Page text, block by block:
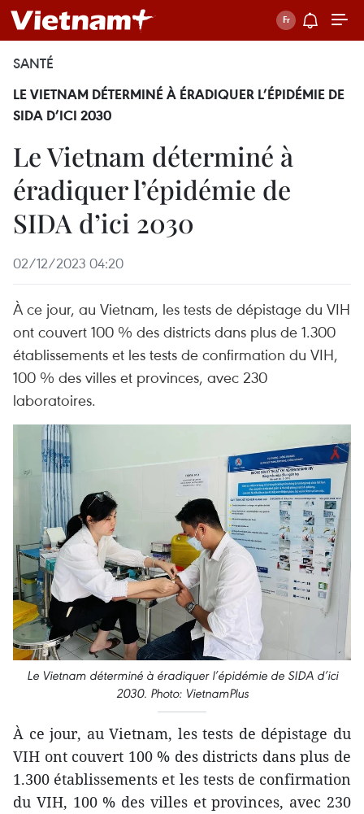
SANTÉ
LE VIETNAM DÉTERMINÉ À ÉRADIQUER L’ÉPIDÉMIE DE
SIDA D’ICI 2030
Le Vietnam déterminé à
éradiquer l’épidémie de
SIDA d’ici 2030
02/12/2023 04:20
À ce jour, au Vietnam, les tests de dépistage du VIH
ont couvert 100 % des districts dans plus de 1.300
établissements et les tests de confirmation du VIH,
100 % des villes et provinces, avec 230
laboratoires.
Le Vietnam déterminé à éradiquer l’épidémie de SIDA d’ici
2030. Photo: VietnamPlus
À ce jour, au Vietnam, les tests de dépistage du
VIH ont couvert 100 % des districts dans plus de
1.300 établissements et les tests de confirmation
du VIH, 100 % des villes et provinces, avec 230